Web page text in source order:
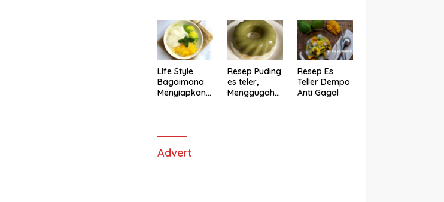
Alpukat
Magicom,
Enak Banget
Life Style
Bagaimana
Menyiapkan
Selera
Resep Puding
es teler,
Menggugah
Resep Es
Teller Dempo
Anti Gagal
Advert